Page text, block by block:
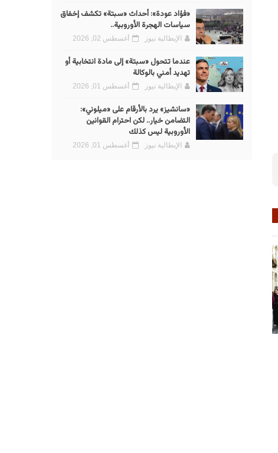
«فؤاد عودة»: أحداث «سبتة» تكشف إخفاق
سياسات الهجرة الأوروبية..
الإيطالية نيوز أغسطس 02, 2026
عندما تتحول «سبتة» إلى مادة انتخابية أو
تهديد أمني بالوكالة
الإيطالية نيوز أغسطس 01, 2026
«سانشيز» يرد بالأرقام على «ميلوني»:
التضامن خيار.. لكن احترام القوانين
الأوروبية ليس كذلك
الإيطالية نيوز أغسطس 01, 2026